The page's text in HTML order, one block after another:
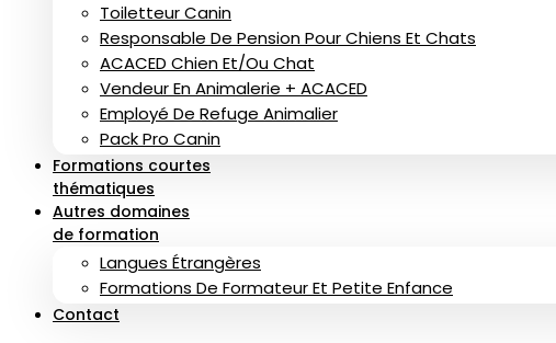
Toiletteur Canin
Responsable De Pension Pour Chiens Et Chats
ACACED Chien Et/ou Chat
Vendeur En Animalerie + ACACED
Employé De Refuge Animalier
Pack Pro Canin
Formations courtes
thématiques
Autres domaines
de formation
Langues Étrangères
Formations De Formateur Et Petite Enfance
Contact